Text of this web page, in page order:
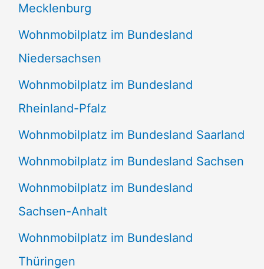
Mecklenburg
Wohnmobilplatz im Bundesland
Niedersachsen
Wohnmobilplatz im Bundesland
Rheinland-Pfalz
Wohnmobilplatz im Bundesland Saarland
Wohnmobilplatz im Bundesland Sachsen
Wohnmobilplatz im Bundesland
Sachsen-Anhalt
Wohnmobilplatz im Bundesland
Thüringen